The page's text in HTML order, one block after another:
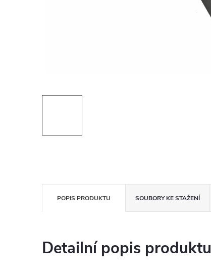
POPIS PRODUKTU SOUBORY KE STAŽENÍ
Detailní popis produktu